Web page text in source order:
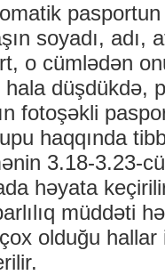
pasportun
soyadı, adı,
o cümlədən
hala düşdükdə,
fotoşəkli
haqqında
3.18-3.23-
həyata
müddəti
olduğu